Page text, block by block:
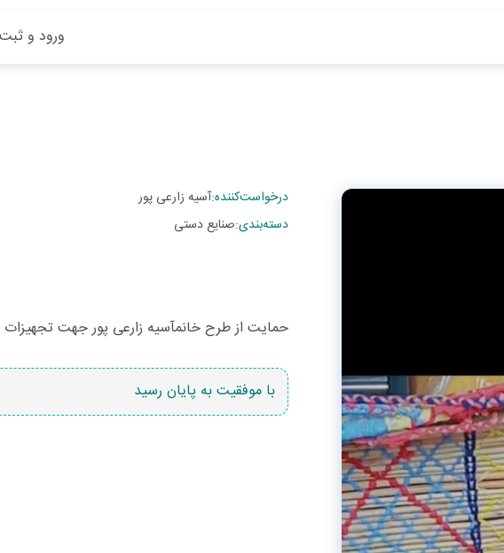
ورود و
درخواست‌کننده:آسیه زارعی پور
دسته‌بندی:صنایع دستی
حمایت از طرح خانمآسیه زارعی پور جهت تجهیزات
با موفقیت به پایان رسید